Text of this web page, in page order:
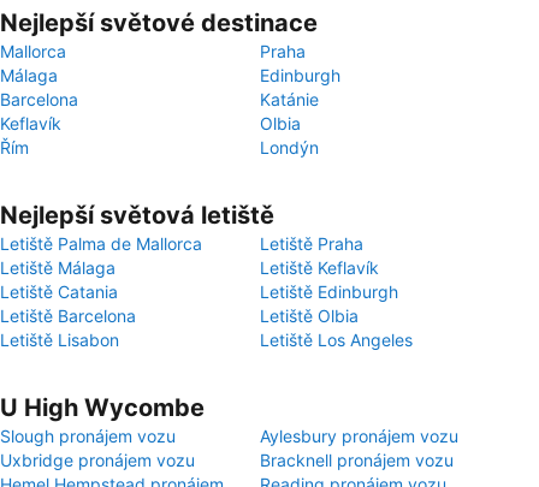
Nejlepší světové destinace
Mallorca
Praha
Málaga
Edinburgh
Barcelona
Katánie
Keflavík
Olbia
Řím
Londýn
Nejlepší světová letiště
Letiště Palma de Mallorca
Letiště Praha
Letiště Málaga
Letiště Keflavík
Letiště Catania
Letiště Edinburgh
Letiště Barcelona
Letiště Olbia
Letiště Lisabon
Letiště Los Angeles
U High Wycombe
Slough pronájem vozu
Aylesbury pronájem vozu
Uxbridge pronájem vozu
Bracknell pronájem vozu